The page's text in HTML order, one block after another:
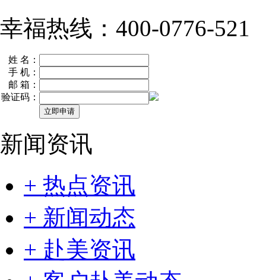
幸福热线：400-0776-521
姓 名：
手 机：
邮 箱：
验证码：
新闻资讯
+ 热点资讯
+ 新闻动态
+ 赴美资讯